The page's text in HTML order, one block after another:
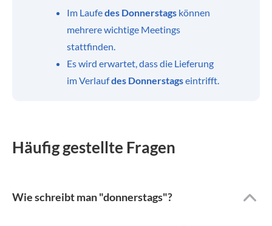
Im Laufedes Donnerstags können
mehrere wichtige Meetings
stattfinden.
Es wird erwartet, dass die Lieferung
im Verlaufdes Donnerstagseintrifft.
Häufig gestellte Fragen
Wie schreibt man "donnerstags"?